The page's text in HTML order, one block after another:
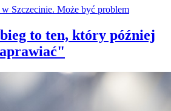
to ten, który później